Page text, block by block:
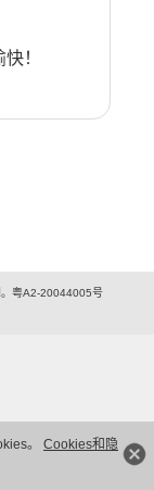
。 Cookies和隐
！
粤A2-20044005号